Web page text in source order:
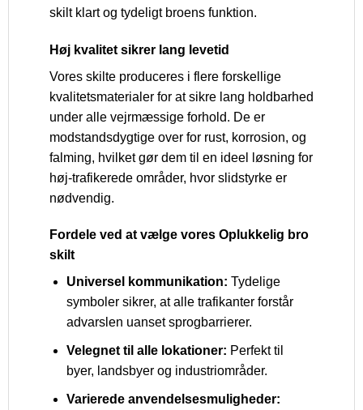
skilt klart og tydeligt broens funktion.
Høj kvalitet sikrer lang levetid
Vores skilte produceres i flere forskellige
kvalitetsmaterialer for at sikre lang holdbarhed
under alle vejrmæssige forhold. De er
modstandsdygtige over for rust, korrosion, og
falming, hvilket gør dem til en ideel løsning for
høj-trafikerede områder, hvor slidstyrke er
nødvendig.
Fordele ved at vælge vores Oplukkelig bro
skilt
Universel kommunikation: Tydelige
symboler sikrer, at alle trafikanter forstår
advarslen uanset sprogbarrierer.
Velegnet til alle lokationer: Perfekt til
byer, landsbyer og industriområder.
Varierede anvendelsesmuligheder: